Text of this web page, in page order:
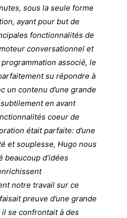
sous la seule forme
ayant pour but de
fonctionnalités de
conversationnel et
associé, le
su répondre à
un contenu d’une grande
en avant
coeur de
était parfaite: d’une
et souplesse, Hugo nous
beaucoup d’idées
notre travail sur ce
preuve d’une grande
se confrontait à des